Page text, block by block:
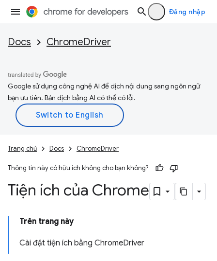
Đăng nhập
Docs ChromeDriver
Google sử dụng công nghệ AI để dịch nội dung sang ngôn ngữ
bạn ưu tiên. Bản dịch bằng AI có thể có lỗi.
Trang chủ Docs ChromeDriver
Thông tin này có hữu ích không cho bạn không?
Tiện ích của Chrome
Trên trang này
Cài đặt tiện ích bằng ChromeDriver